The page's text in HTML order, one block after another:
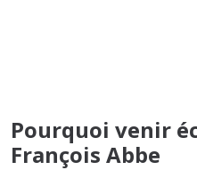
Pourquoi venir
François Abbe